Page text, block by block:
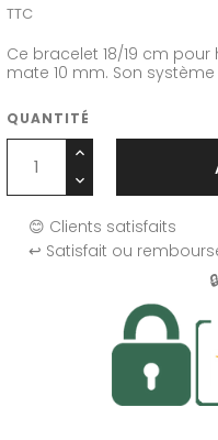
TTC
Ce bracelet 18/19 cm
mate 10 mm. Son
QUANTITÉ
😊 Clients satisfaits
↩️ Satisfait ou